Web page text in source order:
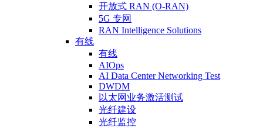
开放式 RAN (O-RAN)
5G 专网
RAN Intelligence Solutions
有线
有线
AIOps
AI Data Center Networking Test
DWDM
以太网业务激活测试
光纤建设
光纤监控